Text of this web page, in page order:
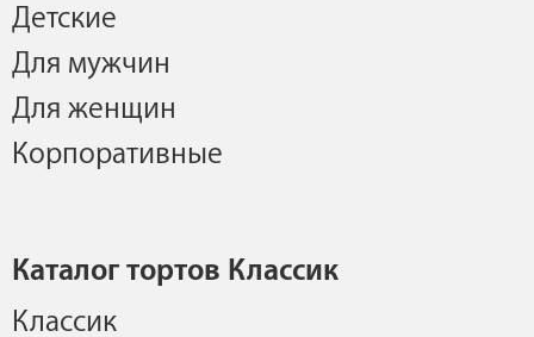
Детские
Для мужчин
Для женщин
Корпоративные
Каталог тортов Классик
Классик